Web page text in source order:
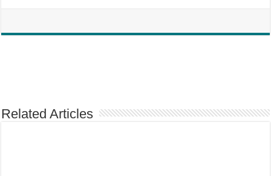
Related Articles